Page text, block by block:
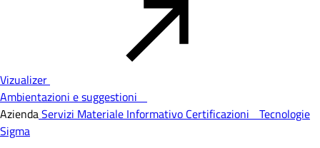
Vizualizer
Ambientazioni e suggestioni
AziendaServizi Materiale Informativo Certificazioni Tecnologie
Sigma